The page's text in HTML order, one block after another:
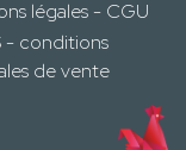
légales - CGU
- conditions
de vente